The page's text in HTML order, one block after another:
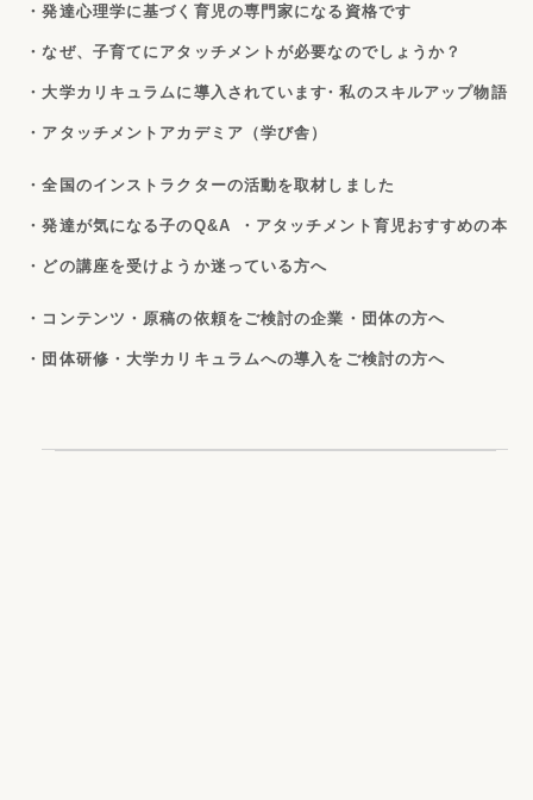
・発達心理学に基づく育児の専門家になる資格です
・なぜ、子育てにアタッチメントが必要なのでしょうか？
・大学カリキュラムに導入されています・私のスキルアップ物語
・アタッチメントアカデミア（学び舎）
・全国のインストラクターの活動を取材しました
・発達が気になる子のQ&A ・アタッチメント育児おすすめの本
・どの講座を受けようか迷っている方へ
・コンテンツ・原稿の依頼をご検討の企業・団体の方へ
・団体研修・大学カリキュラムへの導入をご検討の方へ